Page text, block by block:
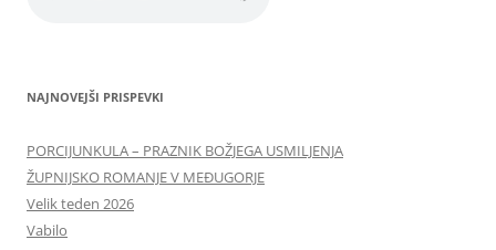
NAJNOVEJŠI PRISPEVKI
PORCIJUNKULA – PRAZNIK BOŽJEGA USMILJENJA
ŽUPNIJSKO ROMANJE V MEĐUGORJE
Velik teden 2026
Vabilo